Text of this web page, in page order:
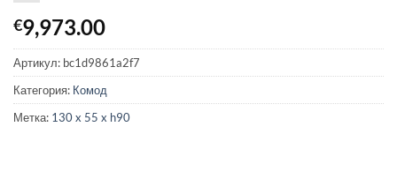
€9,973.00
Артикул: bc1d9861a2f7
Категория: Комод
Метка: 130 x 55 x h90